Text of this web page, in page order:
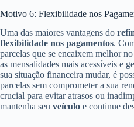
Motivo 6: Flexibilidade nos
Uma das maiores vantagens do
flexibilidade nos pagamentos.
parcelas que se encaixem melhor no
as mensalidades mais acessíveis e
sua situação financeira mudar, é
parcelas sem comprometer a sua
crucial para evitar atrasos ou
mantenha seu veículo e continue